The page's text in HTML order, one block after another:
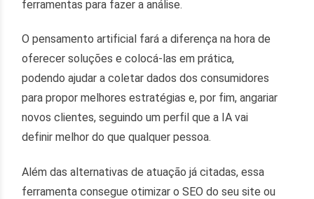
ferramentas para fazer a análise.
O pensamento artificial fará a diferença na hora de
oferecer soluções e colocá-las em prática,
podendo ajudar a coletar dados dos consumidores
para propor melhores estratégias e, por fim, angariar
novos clientes, seguindo um perfil que a IA vai
definir melhor do que qualquer pessoa.
Além das alternativas de atuação já citadas, essa
ferramenta consegue otimizar o SEO do seu site ou